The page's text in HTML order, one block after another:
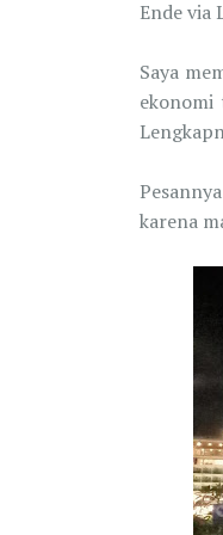
Ende via
Saya
ekonomi
karena